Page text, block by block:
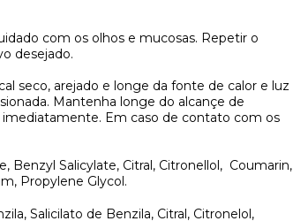
com os olhos e mucosas. Repetir o
desejado.
seco, arejado e longe da fonte de calor e luz
Mantenha longe do alcançe de
imediatamente. Em caso de contato com os
Benzyl Salicylate, Citral, Citronellol, Coumarin,
Propylene Glycol.
Salicilato de Benzila, Citral, Citronelol,